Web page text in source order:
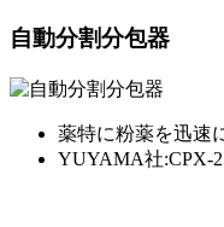
自動分割分包器
薬特に粉薬を迅速
YUYAMA社:CPX-